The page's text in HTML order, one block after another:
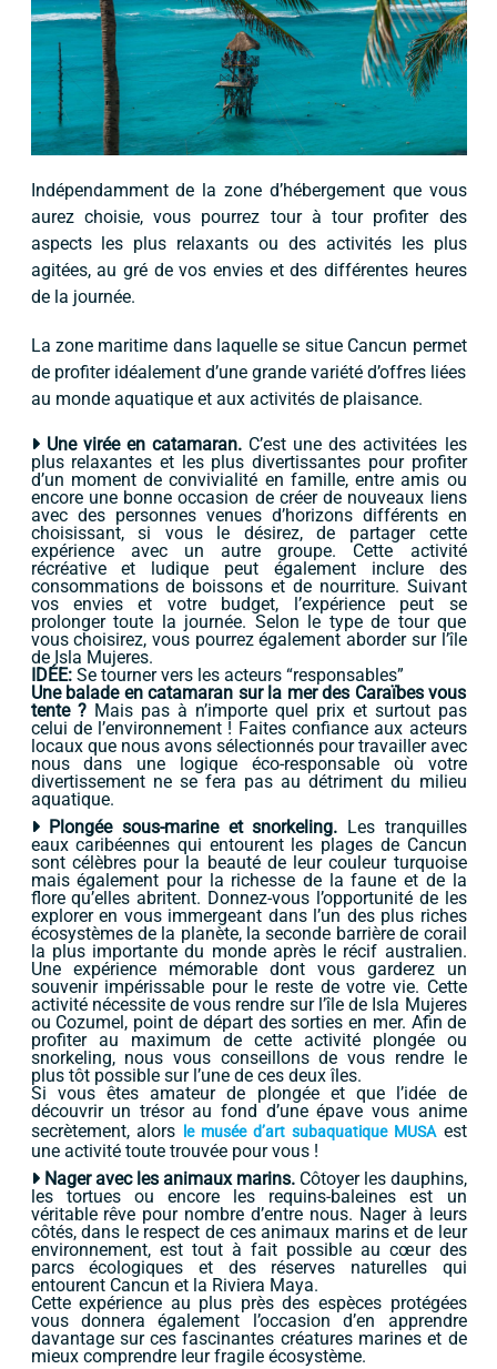
Indépendamment de la zone d’hébergement que vous
aurez choisie, vous pourrez tour à tour profiter des
aspects les plus relaxants ou des activités les plus
agitées, au gré de vos envies et des différentes heures
de la journée.
La zone maritime dans laquelle se situe Cancun permet
de profiter idéalement d’une grande variété d’offres liées
au monde aquatique et aux activités de plaisance.
Une virée en catamaran. C’est une des activitées les
plus relaxantes et les plus divertissantes pour profiter
d’un moment de convivialité en famille, entre amis ou
encore une bonne occasion de créer de nouveaux liens
avec des personnes venues d’horizons différents en
choisissant, si vous le désirez, de partager cette
expérience avec un autre groupe. Cette activité
récréative et ludique peut également inclure des
consommations de boissons et de nourriture. Suivant
vos envies et votre budget, l’expérience peut se
prolonger toute la journée. Selon le type de tour que
vous choisirez, vous pourrez également aborder sur l’île
de Isla Mujeres.
IDÉE:Se tourner vers les acteurs “responsables”
Une balade en catamaran sur la mer des Caraïbes vous
tente ?Mais pas à n’importe quel prix et surtout pas
celui de l’environnement ! Faites confiance aux acteurs
locaux que nous avons sélectionnés pour travailler avec
nous dans une logique éco-responsable où votre
divertissement ne se fera pas au détriment du milieu
aquatique.
Plongée sous-marine et snorkeling. Les tranquilles
eaux caribéennes qui entourent les plages de Cancun
sont célèbres pour la beauté de leur couleur turquoise
mais également pour la richesse de la faune et de la
flore qu’elles abritent. Donnez-vous l’opportunité de les
explorer en vous immergeant dans l’un des plus riches
écosystèmes de la planète, la seconde barrière de corail
la plus importante du monde après le récif australien.
Une expérience mémorable dont vous garderez un
souvenir impérissable pour le reste de votre vie. Cette
activité nécessite de vous rendre sur l’île de Isla Mujeres
ou Cozumel, point de départ des sorties en mer. Afin de
profiter au maximum de cette activité plongée ou
snorkeling, nous vous conseillons de vous rendre le
plus tôt possible sur l’une de ces deux îles.
Si vous êtes amateur de plongée et que l’idée de
découvrir un trésor au fond d’une épave vous anime
secrètement, alors
le musée d’art subaquatique MUSAest
une activité toute trouvée pour vous !
Nager avec les animaux marins. Côtoyer les dauphins,
les tortues ou encore les requins-baleines est un
véritable rêve pour nombre d’entre nous. Nager à leurs
côtés, dans le respect de ces animaux marins et de leur
environnement, est tout à fait possible au cœur des
parcs écologiques et des réserves naturelles qui
entourent Cancun et la Riviera Maya.
Cette expérience au plus près des espèces protégées
vous donnera également l’occasion d’en apprendre
davantage sur ces fascinantes créatures marines et de
mieux comprendre leur fragile écosystème.